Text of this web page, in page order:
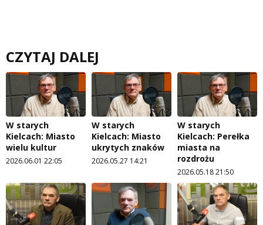
CZYTAJ DALEJ
W starych
Kielcach: Miasto
wielu kultur
2026.06.01 22:05
W starych
Kielcach: Miasto
ukrytych znaków
2026.05.27 14:21
W starych
Kielcach: Perełka
miasta na
rozdrożu
2026.05.18 21:50